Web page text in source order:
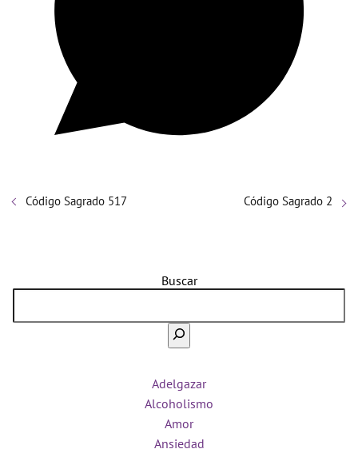
Código Sagrado 517 Código Sagrado 2
Buscar
Adelgazar
Alcoholismo
Amor
Ansiedad